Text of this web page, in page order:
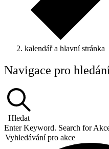
kalendář a hlavní stránka
Akce
Navigace pro
Hledat
Enter Keyword. Search for